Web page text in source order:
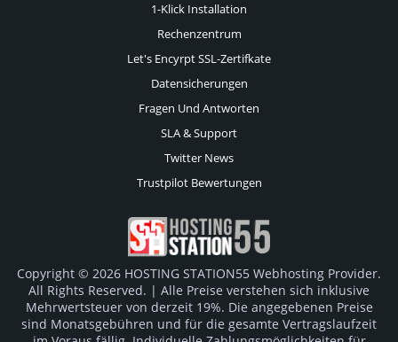
1-Klick Installation
Rechenzentrum
Let's Encyrpt SSL-Zertifkate
Datensicherungen
Fragen Und Antworten
SLA & Support
Twitter News
Trustpilot Bewertungen
Copyright © 2026 HOSTING STATION55 Webhosting Provider.
All Rights Reserved. | Alle Preise verstehen sich inklusive
Mehrwertsteuer von derzeit 19%. Die angegebenen Preise
sind Monatsgebühren und für die gesamte Vertragslaufzeit